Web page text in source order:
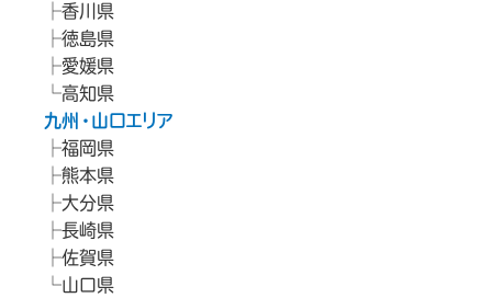
香川県
徳島県
愛媛県
高知県
九州・山口エリア
福岡県
熊本県
大分県
長崎県
佐賀県
山口県